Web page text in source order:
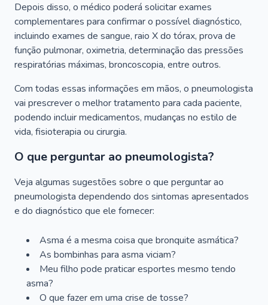
Depois disso, o médico poderá solicitar exames
complementares para confirmar o possível diagnóstico,
incluindo exames de sangue, raio X do tórax, prova de
função pulmonar, oximetria, determinação das pressões
respiratórias máximas, broncoscopia, entre outros.
Com todas essas informações em mãos, o pneumologista
vai prescrever o melhor tratamento para cada paciente,
podendo incluir medicamentos, mudanças no estilo de
vida, fisioterapia ou cirurgia.
O que perguntar ao pneumologista?
Veja algumas sugestões sobre o que perguntar ao
pneumologista dependendo dos sintomas apresentados
e do diagnóstico que ele fornecer:
Asma é a mesma coisa que bronquite asmática?
As bombinhas para asma viciam?
Meu filho pode praticar esportes mesmo tendo
asma?
O que fazer em uma crise de tosse?